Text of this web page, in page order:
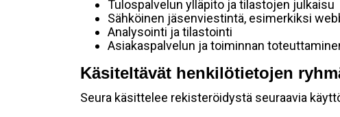
Tulospalvelun ylläpito ja tilastojen julkaisu
Sähköinen jäsenviestintä, esimerkiksi
Analysointi ja tilastointi
Asiakaspalvelun ja toiminnan
Käsiteltävät henkilötietojen
Seura käsittelee rekisteröidystä seuraavia